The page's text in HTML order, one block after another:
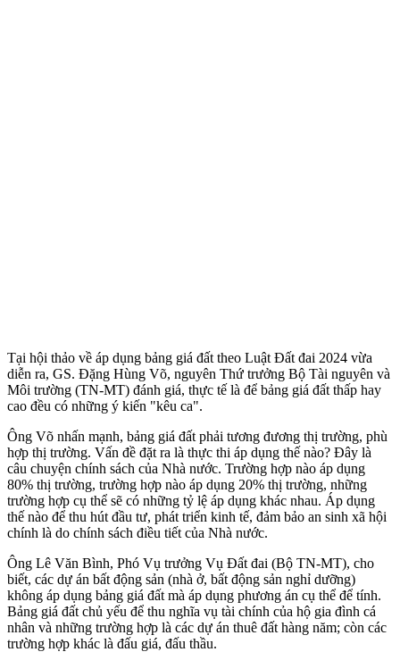
Tại hội thảo về áp dụng bảng giá đất theo Luật Đất đai 2024 vừa
diễn ra, GS. Đặng Hùng Võ, nguyên Thứ trưởng Bộ Tài nguyên và
Môi trường (TN-MT) đánh giá, thực tế là để bảng giá đất thấp hay
cao đều có những ý kiến "kêu ca".
Ông Võ nhấn mạnh, bảng giá đất phải tương đương thị trường, phù
hợp thị trường. Vấn đề đặt ra là thực thi áp dụng thế nào? Đây là
câu chuyện chính sách của Nhà nước. Trường hợp nào áp dụng
80% thị trường, trường hợp nào áp dụng 20% thị trường, những
trường hợp cụ thể sẽ có những tỷ lệ áp dụng khác nhau. Áp dụng
thế nào để thu hút đầu tư, phát triển kinh tế, đảm bảo an sinh xã hội
chính là do chính sách điều tiết của Nhà nước.
Ông Lê Văn Bình, Phó Vụ trưởng Vụ Đất đai (Bộ TN-MT), cho
biết, các dự án bất động sản (nhà ở, bất động sản nghỉ dưỡng)
không áp dụng bảng giá đất mà áp dụng phương án cụ thể để tính.
Bảng giá đất chủ yếu để thu nghĩa vụ tài chính của hộ gia đình cá
nhân và những trường hợp là các dự án thuê đất hàng năm; còn các
trường hợp khác là đấu giá, đấu thầu.